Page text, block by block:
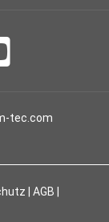
tec.com
AGB